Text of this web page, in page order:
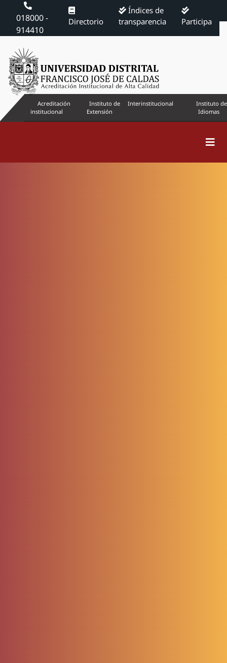
018000 -
914410
Directorio
Índices de
transparencia
Participa
Acreditación
institucional
Instituto de
Extensión
Interinstitucional
Instituto de
Idiomas